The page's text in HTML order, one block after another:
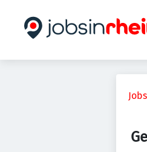
Jobs